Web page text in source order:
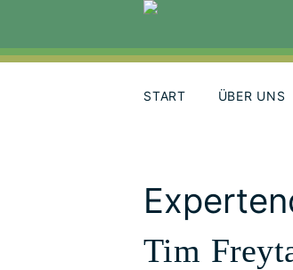
content
START ÜBER UNS
Tim